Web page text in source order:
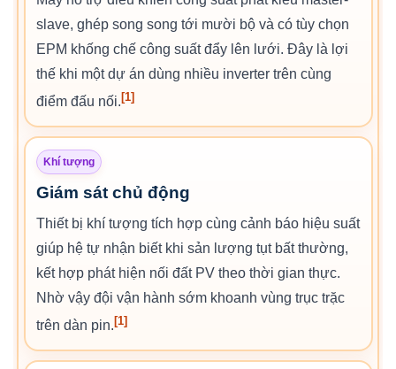
slave, ghép song song tới mười bộ và có tùy chọn
EPM khống chế công suất đẩy lên lưới. Đây là lợi
thế khi một dự án dùng nhiều inverter trên cùng
điểm đấu nối. [1]
Khí tượng
Giám sát chủ động
Thiết bị khí tượng tích hợp cùng cảnh báo hiệu suất
giúp hệ tự nhận biết khi sản lượng tụt bất thường,
kết hợp phát hiện nối đất PV theo thời gian thực.
Nhờ vậy đội vận hành sớm khoanh vùng trục trặc
trên dàn pin. [1]